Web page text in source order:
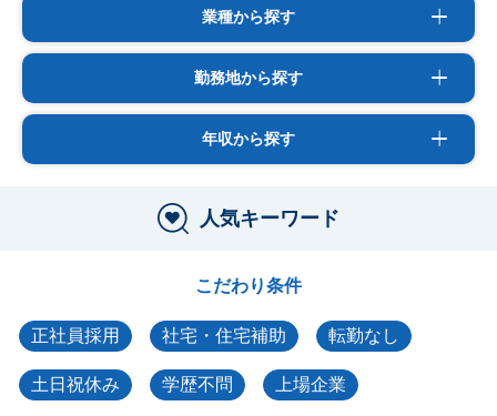
業種から探す
勤務地から探す
年収から探す
人気キーワード
こだわり条件
正社員採用 社宅・住宅補助 転勤なし
土日祝休み 学歴不問 上場企業